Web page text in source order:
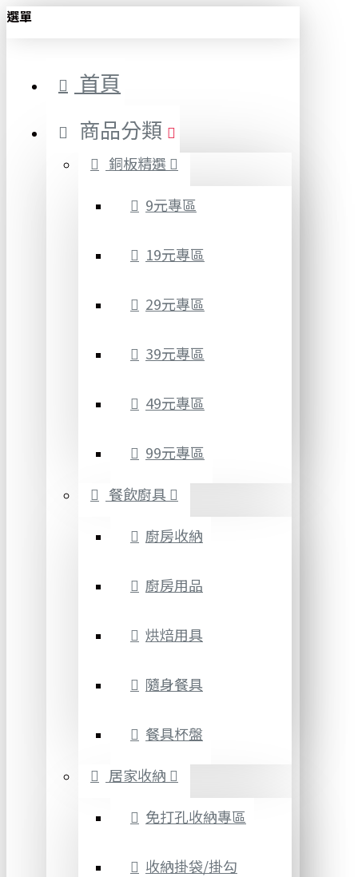
選單
首頁
商品分類
銅板精選
9元專區
19元專區
29元專區
39元專區
49元專區
99元專區
餐飲廚具
廚房收納
廚房用品
烘焙用具
隨身餐具
餐具杯盤
居家收納
免打孔收納專區
收納掛袋/掛勾